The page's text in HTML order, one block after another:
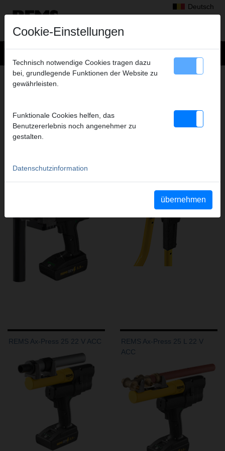
Deutsch
AXIALPRESSEN
REMS Ax-Press 30 22 V REMS Ax-Press HK, H
REMS Ax-Press 25 22 V ACC
REMS Ax-Press 25 L 22 V
ACC
Cookie-Einstellungen
Technisch notwendige Cookies tragen dazu
bei, grundlegende Funktionen der Website zu
gewährleisten.
Funktionale Cookies helfen, das
Benutzererlebnis noch angenehmer zu
gestalten.
Datenschutzinformation
übernehmen